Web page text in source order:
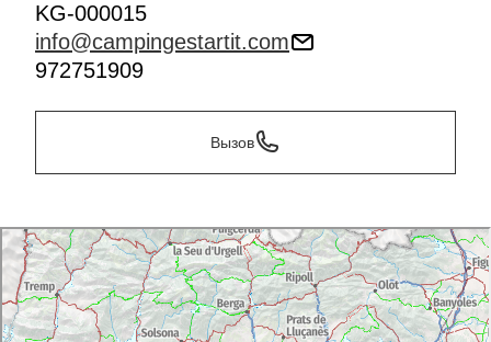
KG-000015
info@campingestartit.com
972751909
Вызов